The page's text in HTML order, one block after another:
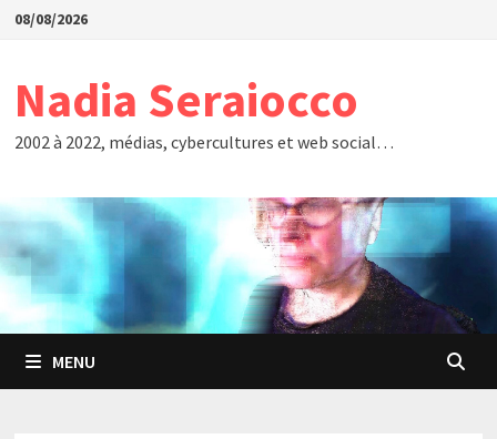
Passer
08/08/2026
Nadia Seraiocco
2002 à 2022, médias, cybercultures et web social…
MENU